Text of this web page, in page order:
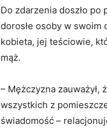
Do zdarzenia doszło
dorosłe osoby w swoim
kobieta, jej teściowie,
mąż.
– Mężczyzna zauważył,
wszystkich z
świadomość –